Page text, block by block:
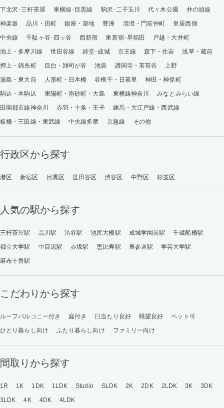
下北沢･三軒茶屋
東横線･目黒線 駒沢･二子玉川 代々木公園
井の頭線
神楽坂
品川・田町 銀座・築地 豊洲 清澄・門前仲町
皇居西側
中央線
千駄ヶ谷･四ッ谷 西新宿 東新宿･早稲田
戸越・大井町
池上・多摩川線
世田谷線 経堂･成城 京王線 森下・住吉
浅草・蔵前
押上・錦糸町
目白・雑司が谷 池袋 護国寺・茗荷谷
上野
湯島・東大前
人形町・日本橋 谷根千・日暮里
神田・神保町
駒込・本駒込
東陽町・南砂町・大島 東横線神奈川
みなとみらい線
田園都市線神奈川
赤羽・十条・王子
練馬・大江戸線・西武線
板橋・三田線・東武線
中央線多摩 京急線 その他
行政区から探す
港区 新宿区 目黒区 世田谷区 渋谷区 中野区 杉並区
人気の駅から探す
三軒茶屋駅 品川駅 渋谷駅 池尻大橋駅 成城学園前駅
千歳船橋駅
都立大学駅
中目黒駅 赤坂駅 恵比寿駅 表参道駅
学芸大学駅
麻布十番駅
こだわりから探す
ルーフバルコニー付き 庭付き 日当たり良好 眺望良好
ペット可
ひとり暮らし向け
ふたり暮らし向け ファミリー向け
間取りから探す
1R 1K 1DK 1LDK Studio SLDK 2K 2DK 2LDK 3K
3DK
3LDK
4K 4DK 4LDK